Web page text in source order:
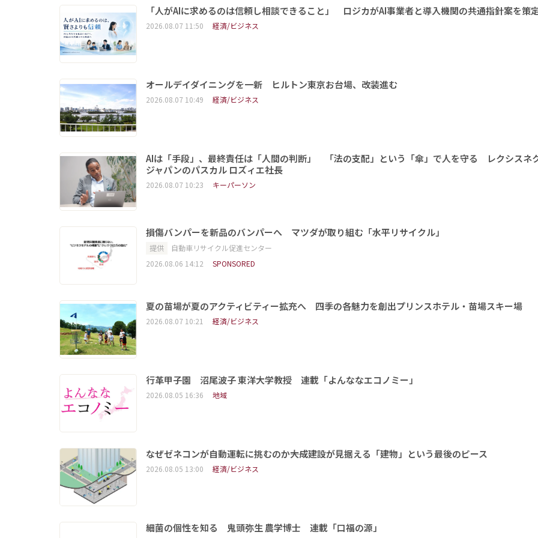
「人がAIに求めるのは信頼し相談できること」 ロジカがAI事業者と導入機関の共通指針案を策
2026.08.07 11:50 経済/ビジネス
オールデイダイニングを一新 ヒルトン東京お台場、改装進む
2026.08.07 10:49 経済/ビジネス
AIは「手段」、最終責任は「人間の判断」 「法の支配」という「傘」で人を守る レクシスネ
ジャパンのパスカル ロズィエ社長
2026.08.07 10:23 キーパーソン
損傷バンパーを新品のバンパーへ マツダが取り組む「水平リサイクル」
提供
自動車リサイクル促進センター
2026.08.06 14:12
SPONSORED
夏の苗場が夏のアクティビティー拡充へ 四季の各魅力を創出プリンスホテル・苗場スキー場
2026.08.07 10:21 経済/ビジネス
行革甲子園 沼尾波子 東洋大学教授 連載「よんななエコノミー」
2026.08.05 16:36 地域
なぜゼネコンが自動運転に挑むのか――大成建設が見据える「建物」という最後のピース
2026.08.05 13:00 経済/ビジネス
細菌の個性を知る 鬼頭弥生 農学博士 連載「口福の源」